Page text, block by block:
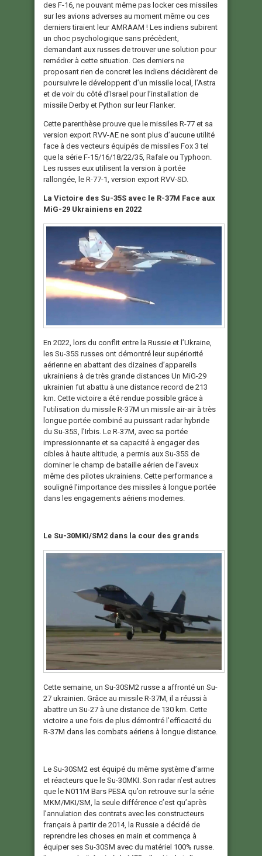
des F-16, ne pouvant même pas locker ces missiles
sur les avions adverses au moment même ou ces
derniers tiraient leur AMRAAM ! Les indiens subirent
un choc psychologique sans précèdent,
demandant aux russes de trouver une solution pour
remédier à cette situation. Ces derniers ne
proposant rien de concret les indiens décidèrent de
poursuivre le développent d’un missile local, l’Astra
et de voir du côté d’Israel pour l’installation de
missile Derby et Python sur leur Flanker.
Cette parenthèse prouve que le missiles R-77 et sa
version export RVV-AE ne sont plus d’aucune utilité
face à des vecteurs équipés de missiles Fox 3 tel
que la série F-15/16/18/22/35, Rafale ou Typhoon.
Les russes eux utilisent la version à portée
rallongée, le R-77-1, version export RVV-SD.
La Victoire des Su-35S avec le R-37M Face aux
MiG-29 Ukrainiens en 2022
En 2022, lors du conflit entre la Russie et l’Ukraine,
les Su-35S russes ont démontré leur supériorité
aérienne en abattant des dizaines d’appareils
ukrainiens à de très grande distances Un MiG-29
ukrainien fut abattu à une distance record de 213
km. Cette victoire a été rendue possible grâce à
l’utilisation du missile R-37M un missile air-air à très
longue portée combiné au puissant radar hybride
du Su-35S, l’Irbis. Le R-37M, avec sa portée
impressionnante et sa capacité à engager des
cibles à haute altitude, a permis aux Su-35S de
dominer le champ de bataille aérien de l’aveux
même des pilotes ukrainiens. Cette performance a
souligné l’importance des missiles à longue portée
dans les engagements aériens modernes.
Le Su-30MKI/SM2 dans la cour des grands
Cette semaine, un Su-30SM2 russe a affronté un Su-
27 ukrainien. Grâce au missile R-37M, il a réussi à
abattre un Su-27 à une distance de 130 km. Cette
victoire a une fois de plus démontré l’efficacité du
R-37M dans les combats aériens à longue distance.
Le Su-30SM2 est équipé du même système d’arme
et réacteurs que le Su-30MKI. Son radar n’est autres
que le N011M Bars PESA qu’on retrouve sur la série
MKM/MKI/SM, la seule différence c’est qu’après
l’annulation des contrats avec les constructeurs
français à partir de 2014, la Russie a décidé de
reprendre les choses en main et commença à
équiper ses Su-30SM avec du matériel 100% russe.